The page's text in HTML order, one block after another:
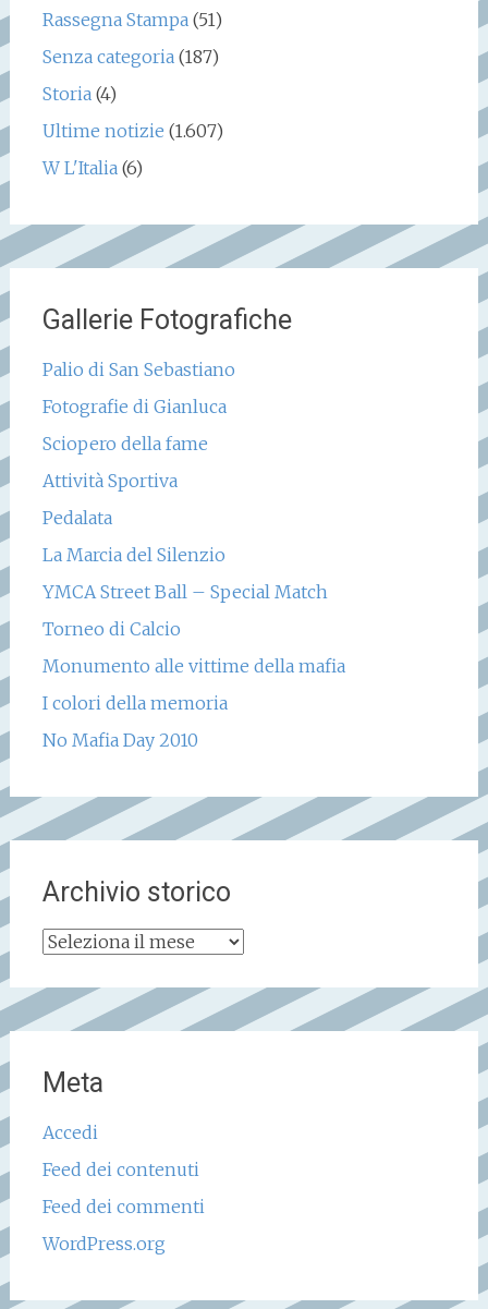
Rassegna Stampa(51)
Senza categoria(187)
Storia(4)
Ultime notizie (1.607)
W L'Italia(6)
Gallerie Fotografiche
Palio di San Sebastiano
Fotografie di Gianluca
Sciopero della fame
Attività Sportiva
Pedalata
La Marcia del Silenzio
YMCA Street Ball – Special Match
Torneo di Calcio
Monumento alle vittime della mafia
I colori della memoria
No Mafia Day 2010
Archivio storico
Archivio
Meta
Accedi
Feed dei contenuti
Feed dei commenti
WordPress.org